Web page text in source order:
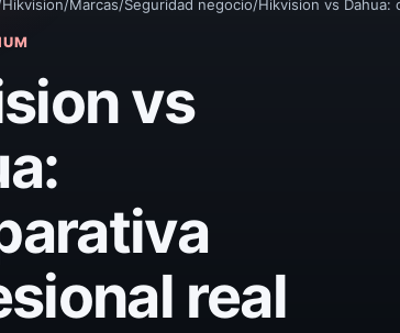
Hikvision/Marcas/Seguridad negocio/Hikvision vs Dahua:
vs
real